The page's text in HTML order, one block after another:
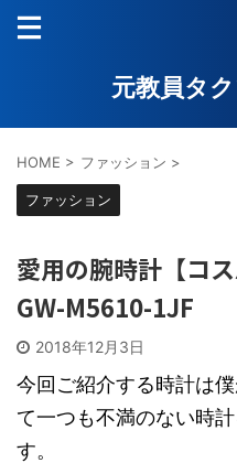
元教員タ
HOME > ファッション >
ファッション
愛用の腕時計【コ
GW-M5610-1JF
2018年12月3日
今回ご紹介する時計は
て一つも不満のない時
す。